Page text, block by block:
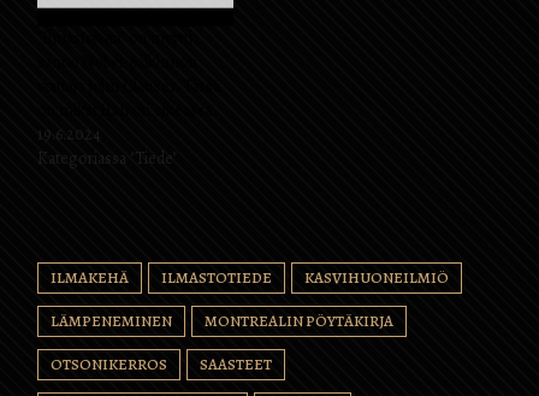
19.6.2024
Kategoriassa "Tiede"
ILMAKEHÄ ILMASTOTIEDE KASVIHUONEILMIÖ
LÄMPENEMINEN MONTREALIN PÖYTÄKIRJA
OTSONIKERROS SAASTEET